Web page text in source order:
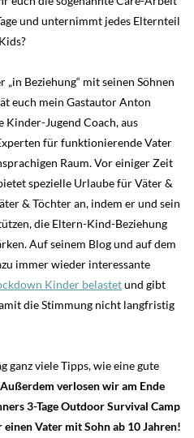
und unternimmt jedes Elternteil
Beziehung“ mit seinen Söhnen
euch mein Gastautor Anton
Kinder-Jugend Coach, aus
für funktionierende Vater
Raum. Vor einiger Zeit
spezielle Urlaube für Väter &
& Töchter an, indem er und sein
die Eltern-Kind-Beziehung
Auf seinem Blog und auf dem
immer wieder interessante
Kinder belastetund gibt
die Stimmung nicht langfristig
ganz viele Tipps, wie eine gute
Außerdem verlosen wir am Ende
3-Tage Outdoor Survival Camp
Vater mit Sohn ab 10 Jahren!